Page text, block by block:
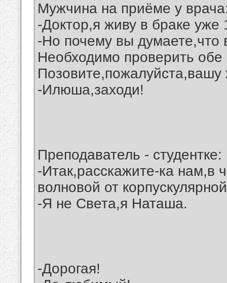
Мужчина на приёме у
-Доктор,я живу в браке уже
-Но почему вы думаете,что
Необходимо проверить обе
Позовите,пожалуйста,вашу
-Илюша,заходи!
Преподаватель - студентке:
-Итак,расскажите-ка нам,в
волновой от
-Я не Света,я Наташа.
-Дорогая!